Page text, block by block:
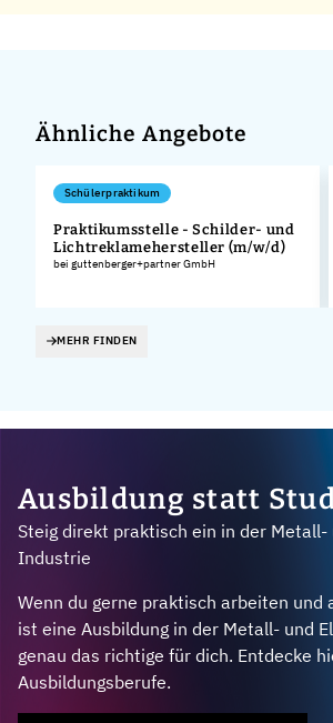
Ähnliche Angebote
Schülerpraktikum
Praktikumsstelle - Schilder- und
Lichtreklamehersteller (m/w/d)
bei guttenberger+partner GmbH
MEHR FINDEN
Ausbildung statt
Steig direkt praktisch ein in der Metall-
Industrie
Wenn du gerne praktisch arbeiten und
ist eine Ausbildung in der Metall- und
genau das richtige für dich. Entdecke
Ausbildungsberufe.